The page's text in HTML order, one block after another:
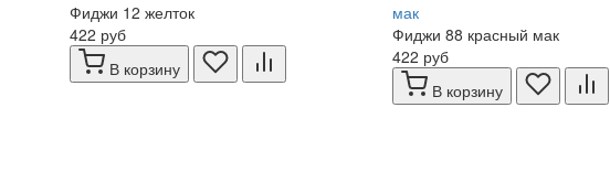
Фиджи 12 желток
422 руб
В корзину
Фиджи 88 красный мак
422 руб
В корзину